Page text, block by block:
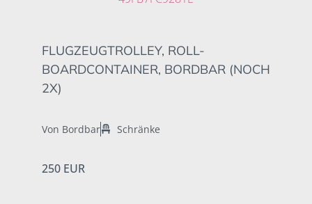
FLUGZEUGTROLLEY, ROLL-
BOARDCONTAINER, BORDBAR (NOCH
2X)
Von Bordbar Schränke
250 EUR